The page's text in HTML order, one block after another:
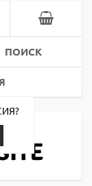
ПОИСК